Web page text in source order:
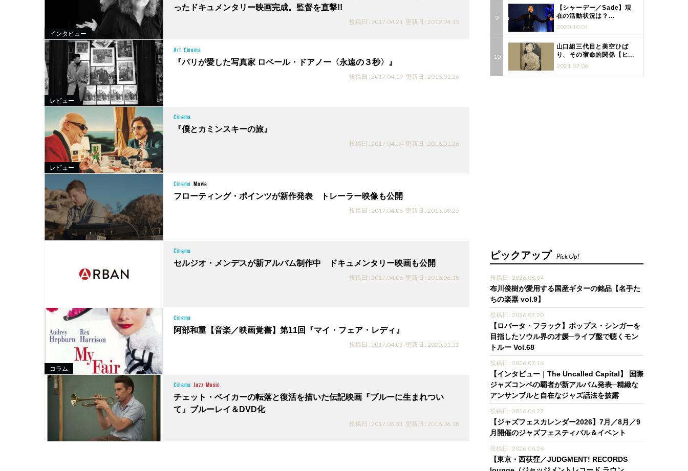
インタビュー
ったドキュメンタリー映画完成。監督を直撃!!
投稿日 : 2017.04.21 更新日 : 2019.04.15
レビュー
Art Cinema
『パリが愛した写真家 ロベール・ドアノー〈永遠の３秒〉』
投稿日 : 2017.04.19 更新日 : 2018.01.26
レビュー
Cinema
『僕とカミンスキーの旅』
投稿日 : 2017.04.14 更新日 : 2018.01.26
Cinema Movie
フローティング・ポインツが新作発表 トレーラー映像も公開
投稿日 : 2017.04.06 更新日 : 2018.09.25
Cinema
セルジオ・メンデスが新アルバム制作中 ドキュメンタリー映画も公開
投稿日 : 2017.04.06 更新日 : 2018.06.18
コラム
Cinema
阿部和重【音楽／映画覚書】第11回『マイ・フェア・レディ』
投稿日 : 2017.04.03 更新日 : 2020.01.23
Cinema Jazz Music
チェット・ベイカーの転落と復活を描いた伝記映画『ブルーに生まれつい
て』ブルーレイ＆DVD化
投稿日 : 2017.03.31 更新日 : 2018.06.18
【シャーデー／Sade】現
在の活動状況は？...
2020.10.01
山口組三代目と美空ひば
り、その宿命的関係【ヒ...
2021.07.06
ピックアップ Pick Up!
投稿日 : 2026.08.04
布川俊樹が愛用する国産ギターの銘品【名手た
ちの楽器 vol.9】
投稿日 : 2026.07.20
【ロバータ・フラック】ポップス・シンガーを
目指したソウル界の才媛─ライブ盤で聴くモン
トルー Vol.68
投稿日 : 2026.07.16
【インタビュー｜The Uncalled Capital】 国際
ジャズコンペの覇者が新アルバム発表─精緻な
アンサンブルと自在なジャズ話法を披露
投稿日 : 2026.06.27
【ジャズフェスカレンダー2026】7月／8月／9
月開催のジャズフェスティバル＆イベント
投稿日 : 2026.06.26
【東京・西荻窪／JUDGMENT! RECORDS